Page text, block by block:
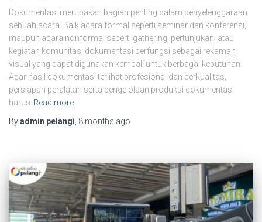
Dokumentasi merupakan bagian penting dalam penyelenggaraan
sebuah acara. Baik acara formal seperti seminar dan konferensi,
maupun acara nonformal seperti gathering, pertunjukan, atau
kegiatan komunitas, dokumentasi berfungsi sebagai rekaman
visual yang dapat digunakan kembali untuk berbagai kebutuhan.
Agar hasil dokumentasi terlihat profesional dan berkualitas,
persiapan peralatan serta pengelolaan produksi dokumentasi
harus Read more
Byadmin pelangi 8 months ago